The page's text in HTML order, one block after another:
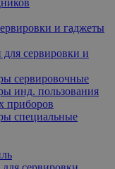
и гаджеты
сервировки и
сервировочные
инд. пользования
приборов
специальные